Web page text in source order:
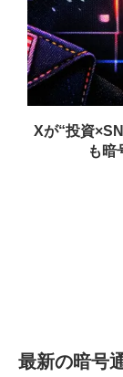
Xが“投資
も暗
最新の暗号